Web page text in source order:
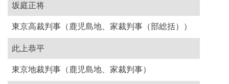
坂庭正将
東京高裁判事（鹿児島地、家裁判事（部総括））
此上恭平
東京地裁判事（鹿児島地、家裁判事）